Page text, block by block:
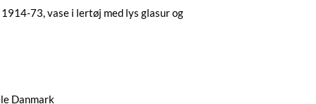
73, vase i lertøj med lys glasur og
Danmark